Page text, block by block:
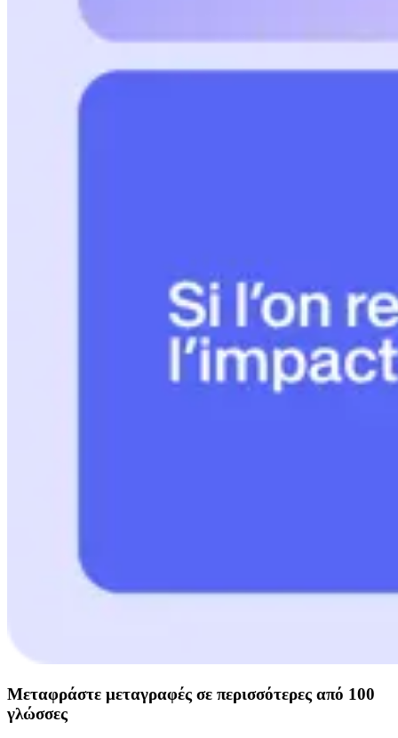
Μεταφράστε μεταγραφές σε περισσότερες από 100
γλώσσες